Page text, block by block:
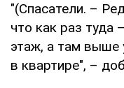
"(Спасатели. –
что как раз туда
этаж, а там выше
в квартире", –